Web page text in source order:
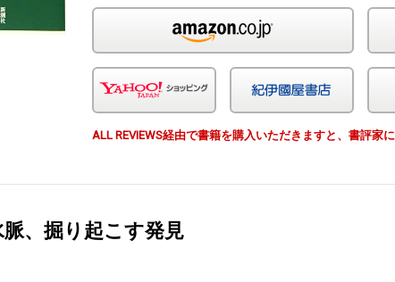
Yahoo!ショッピング 紀伊国
ALL REVIEWS経由で書籍を購入いただきますと、書評家
、掘り起こす発見